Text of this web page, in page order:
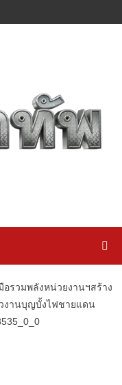
รวมพลังหน่วยงานฯสร้าง
งานบุญบั้งไฟชายแดน